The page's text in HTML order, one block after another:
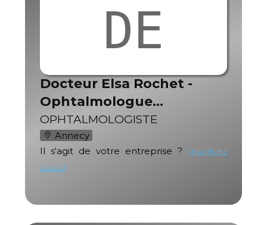
DE
Docteur Elsa Rochet -
Ophtalmologue…
OPHTALMOLOGISTE
Annecy
Il s'agit de votre entreprise ?
Inscrivez
vous !